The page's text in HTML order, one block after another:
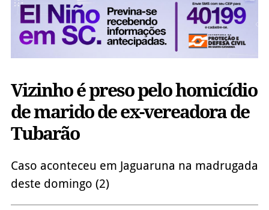
Vizinho é preso pelo homicídio
de marido de ex-vereadora de
Tubarão
Caso aconteceu em Jaguaruna na madrugada
deste domingo (2)